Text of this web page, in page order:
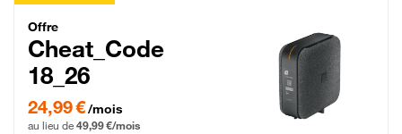
Cheat_Code Fibre_18_26
Offre
Cheat_Code
18_26
24,99 € par mois pendant 0 mois puis 49,99 € par mois, Sans engagement
24,99 €/mois
au lieu de 49,99 €/mois